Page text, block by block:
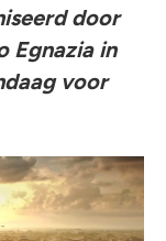
door
Egnazia in
voor